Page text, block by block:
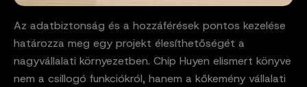
Az adatbiztonság és a hozzáférések pontos kezelése
határozza meg egy projekt élesíthetőségét a
nagyvállalati környezetben. Chip Huyen elismert könyve
nem a csillogó funkciókról, hanem a kőkemény vállalati